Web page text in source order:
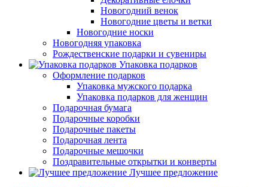
Новогодний венок
Новогодние цветы и ветки
Новогодние носки
Новогодняя упаковка
Рождественские подарки и сувениры
Упаковка подарков
Оформление подарков
Упаковка мужского подарка
Упаковка подарков для женщин
Подарочная бумага
Подарочные коробки
Подарочные пакеты
Подарочная лента
Подарочные мешочки
Поздравительные открытки и конверты
Лучшее предложение